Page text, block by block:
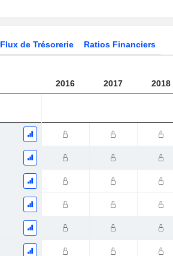
Flux de Trésorerie Ratios Financiers
2016 2017 2018